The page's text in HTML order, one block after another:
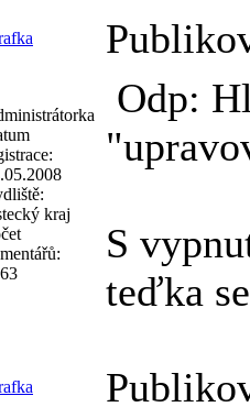
kraj
Odp:
S
teďka